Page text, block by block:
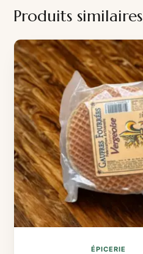
Produits similaires
ÉPICERIE